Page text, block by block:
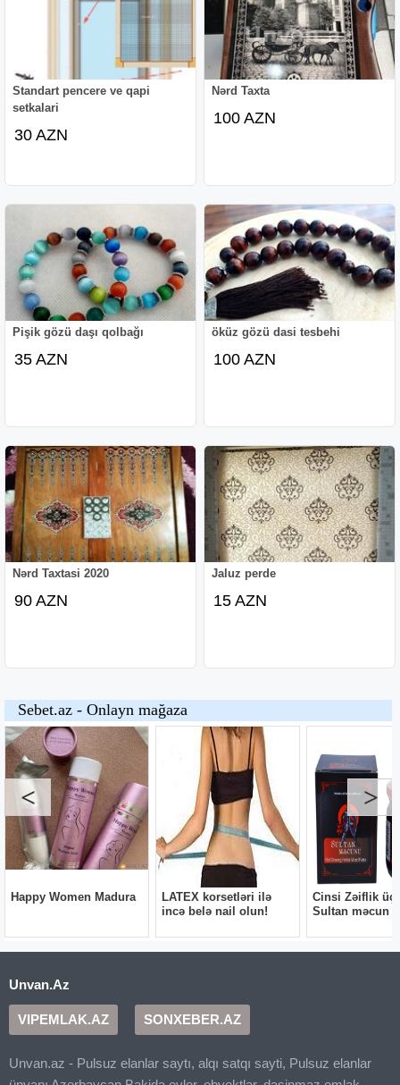
Standart pencere ve qapi
setkalari
30 AZN
Nərd Taxta
100 AZN
Pişik gözü daşı qolbağı
35 AZN
öküz gözü dasi tesbehi
100 AZN
Nərd Taxtasi 2020
90 AZN
Jaluz perde
15 AZN
Unvan.Az
VIPEMLAK.AZ SONXEBER.AZ
Unvan.az - Pulsuz elanlar saytı, alqı satqı sayti, Pulsuz elanlar